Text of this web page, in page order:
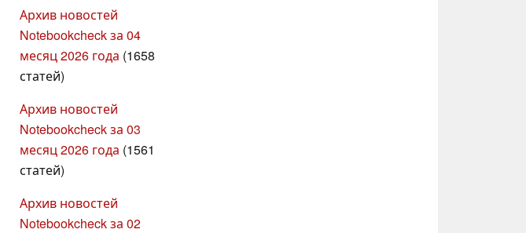
Архив новостей
Notebookcheck за 04
месяц 2026 года (1658
статей)
Архив новостей
Notebookcheck за 03
месяц 2026 года (1561
статей)
Архив новостей
Notebookcheck за 02